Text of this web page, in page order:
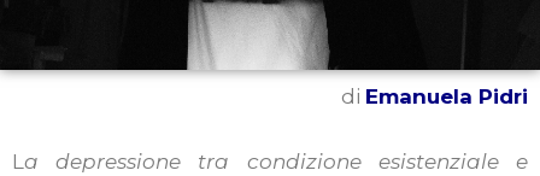
di Emanuela Pidri
La depressione tra condizione esistenziale e